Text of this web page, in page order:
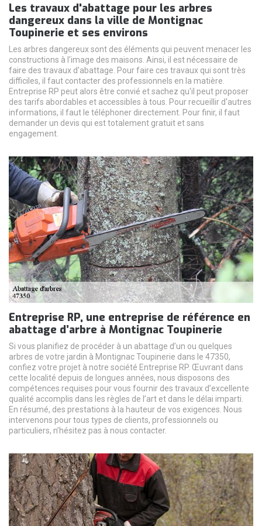
Les travaux d'abattage pour les arbres
dangereux dans la ville de Montignac
Toupinerie et ses environs
Les arbres dangereux sont des éléments qui peuvent menacer les
constructions à l'image des maisons. Ainsi, il est nécessaire de
faire des travaux d'abattage. Pour faire ces travaux qui sont très
difficiles, il faut contacter des professionnels en la matière.
Entreprise RP peut alors être convié et sachez qu'il peut proposer
des tarifs abordables et accessibles à tous. Pour recueillir d'autres
informations, il faut le téléphoner directement. Pour finir, il faut
demander un devis qui est totalement gratuit et sans
engagement.
Entreprise RP, une entreprise de référence en
abattage d’arbre à Montignac Toupinerie
Si vous planifiez de procéder à un abattage d’un ou quelques
arbres de votre jardin à Montignac Toupinerie dans le 47350,
confiez votre projet à notre société Entreprise RP. Œuvrant dans
cette localité depuis de longues années, nous disposons des
compétences requises pour vous fournir des travaux d’excellente
qualité accomplis dans les règles de l’art et dans le délai imparti.
En résumé, des prestations à la hauteur de vos exigences. Nous
intervenons pour tous types de clients, professionnels ou
particuliers, n’hésitez pas à nous contacter.